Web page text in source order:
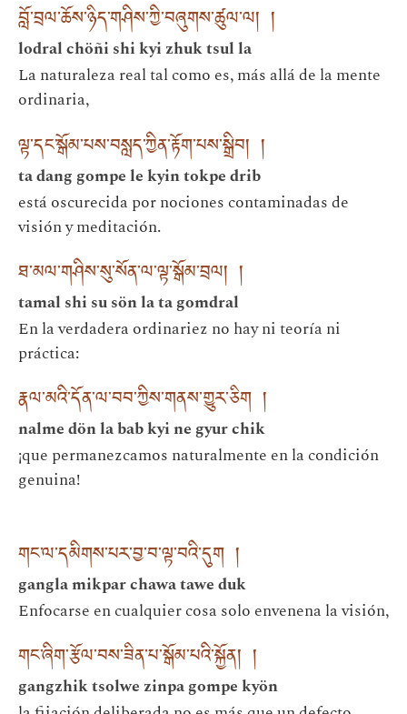
བློ་བྲལ་ཆོས་ཉིད་གཤིས་ཀྱི་བཞུགས་ཚུལ་ལ། །
lodral chöñi shi kyi zhuk tsul la
La naturaleza real tal como es, más allá de la mente
ordinaria,
ལྟ་དང་སྒོམ་པས་བསླད་ཀྱིན་རྟོག་པས་སྒྲིབ། །
ta dang gompe le kyin tokpe drib
está oscurecida por nociones contaminadas de
visión y meditación.
ཐ་མལ་གཤིས་སུ་སོན་ལ་ལྟ་སྒོམ་བྲལ། །
tamal shi su sön la ta gomdral
En la verdadera ordinariez no hay ni teoría ni
práctica:
རྣལ་མའི་དོན་ལ་བབ་ཀྱིས་གནས་གྱུར་ཅིག །
nalme dön la bab kyi ne gyur chik
¡que permanezcamos naturalmente en la condición
genuina!
གང་ལ་དམིགས་པར་བྱ་བ་ལྟ་བའི་དུག །
gangla mikpar chawa tawe duk
Enfocarse en cualquier cosa solo envenena la visión,
གང་ཞིག་རྩོལ་བས་ཟིན་པ་སྒོམ་པའི་སྐྱོན། །
gangzhik tsolwe zinpa gompe kyön